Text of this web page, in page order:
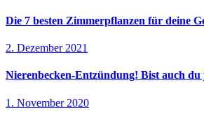
Die 7 besten Zimmerpflanzen für deine
2. Dezember 2021
Nierenbecken-Entzündung! Bist auch du
1. November 2020